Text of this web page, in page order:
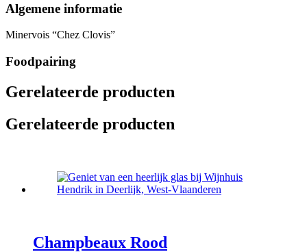
Algemene informatie
Minervois “Chez Clovis”
Foodpairing
Gerelateerde producten
Gerelateerde producten
Champbeaux Rood